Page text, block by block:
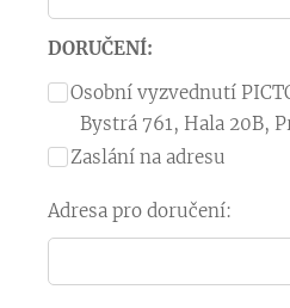
DORUČENÍ:
Osobní
Bystrá 761, Hala 20B,
Zaslání na adresu
Adresa pro doručení: